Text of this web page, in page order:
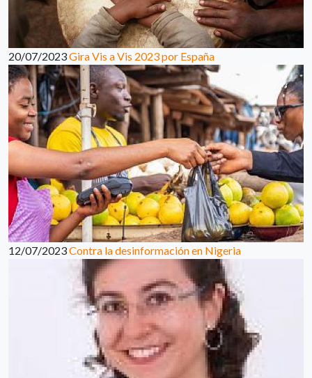
20/07/2023Gira Vis a Vis 2023 por España
12/07/2023Contra la desinformación en Nigeria